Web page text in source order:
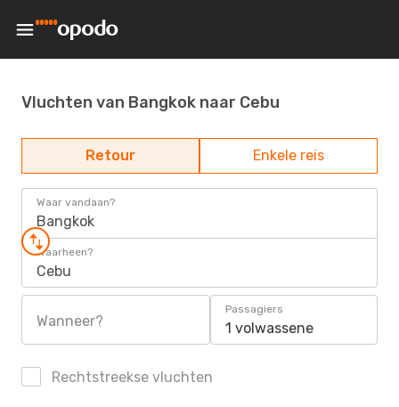
Vluchten van Bangkok naar Cebu
Retour Enkele reis
Waar vandaan?
Bangkok
Waarheen?
Cebu
Wanneer?
Passagiers
1 volwassene
Rechtstreekse vluchten